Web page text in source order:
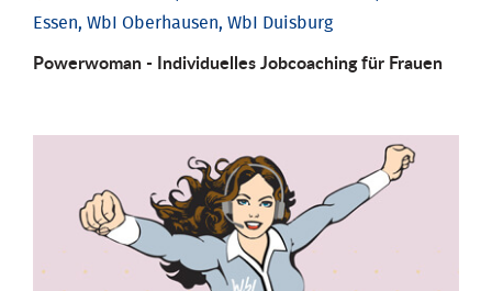
Essen, WbI Oberhausen, WbI Duisburg
Powerwoman - Individu­elles Job­coaching für Frauen